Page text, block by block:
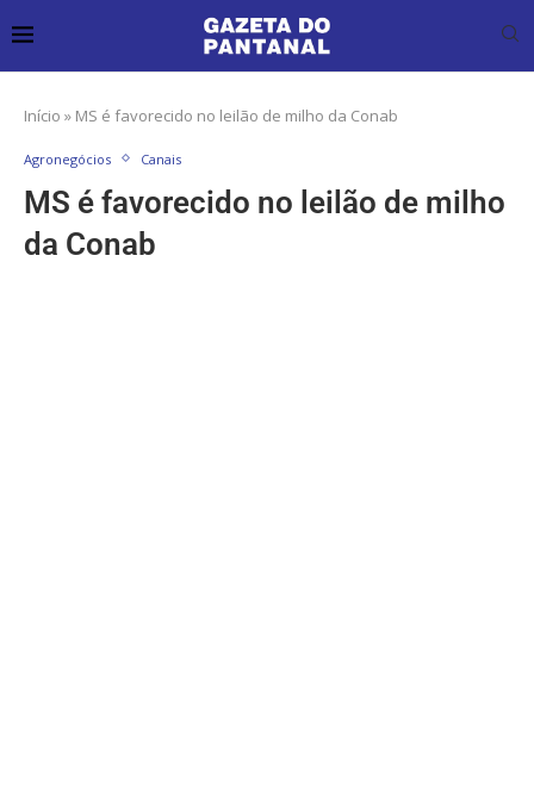
Início » MS é favorecido no leilão de milho da Conab
Agronegócios Canais
MS é favorecido no leilão de milho
da Conab